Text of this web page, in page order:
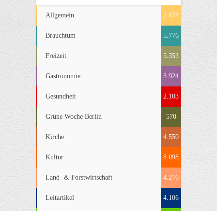
Allgemein 7.478
Brauchtum 5.776
Freizeit 5.353
Gastronomie 3.924
Gesundheit 2.103
Grüne Woche Berlin 570
Kirche 4.550
Kultur 8.098
Land- & Forstwirtschaft 4.276
Leitartikel 4.106